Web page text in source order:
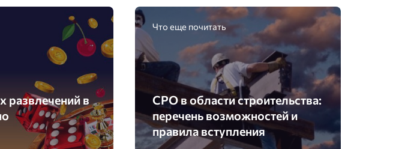
развлечений в
Что еще почитать
СРО в области строительства:
перечень возможностей и
правила вступления